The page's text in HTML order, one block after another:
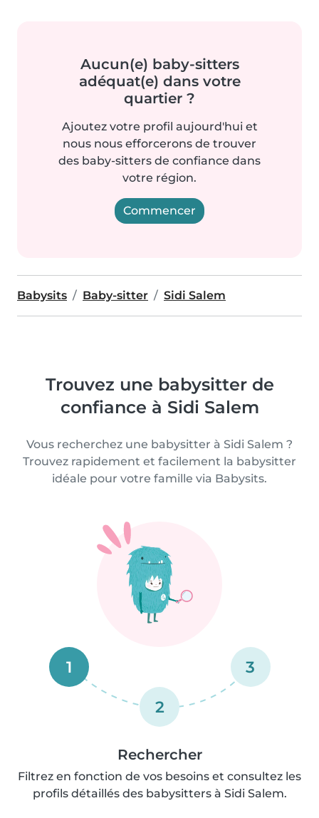
Aucun(e) baby-sitters
adéquat(e) dans votre
quartier ?
Ajoutez votre profil aujourd'hui et
nous nous efforcerons de trouver
des baby-sitters de confiance dans
votre région.
Commencer
Babysits Baby-sitter Sidi Salem
Trouvez une babysitter de
confiance à Sidi Salem
Vous recherchez une babysitter à Sidi Salem ?
Trouvez rapidement et facilement la babysitter
idéale pour votre famille via Babysits.
1
2
3
Rechercher
Filtrez en fonction de vos besoins et consultez les
profils détaillés des babysitters à Sidi Salem.